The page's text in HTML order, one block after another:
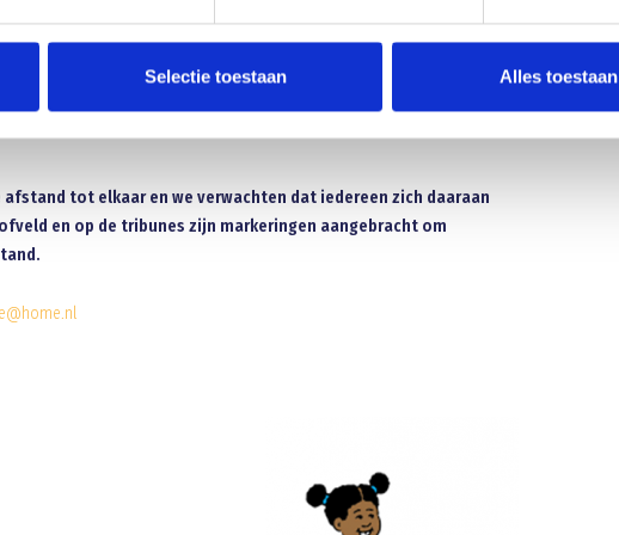
Selectie toestaan Alles toestaan
ook uitleg over wat de verdere bedoeling is en hoe het er bij
te worden of de kinderen lid willen worden van onze vereniging. Dus
dat je aanwezig bent op
tot elkaar en we verwachten dat iedereen zich daaraan
en op de tribunes zijn markeringen aangebracht om